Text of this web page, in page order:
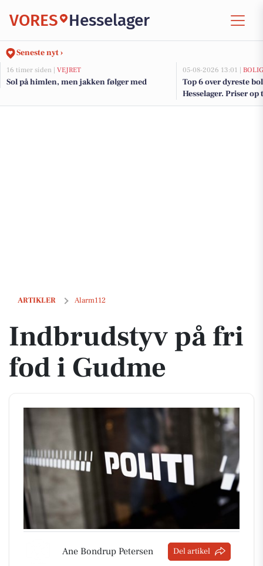
VORES Hesselager
Seneste nyt ›
16 timer siden | VEJRET
Sol på himlen, men jakken følger med
05-08-2026 13:01 |
Top 6 over dyreste
Hesselager. Priser
ARTIKLER Alarm112
Indbrudstyv på fri fod i Gudme
Indbrudstyv på fri
fod i Gudme
Ane Bondrup Petersen Del artikel